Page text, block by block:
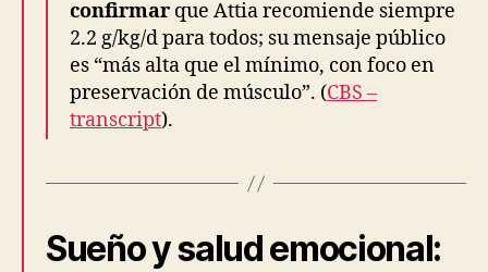
confirmar que Attia recomiende siempre
2.2 g/kg/d para todos; su mensaje público
es “más alta que el mínimo, con foco en
preservación de músculo”. (CBS –
transcript).
Sueño y salud emocional: